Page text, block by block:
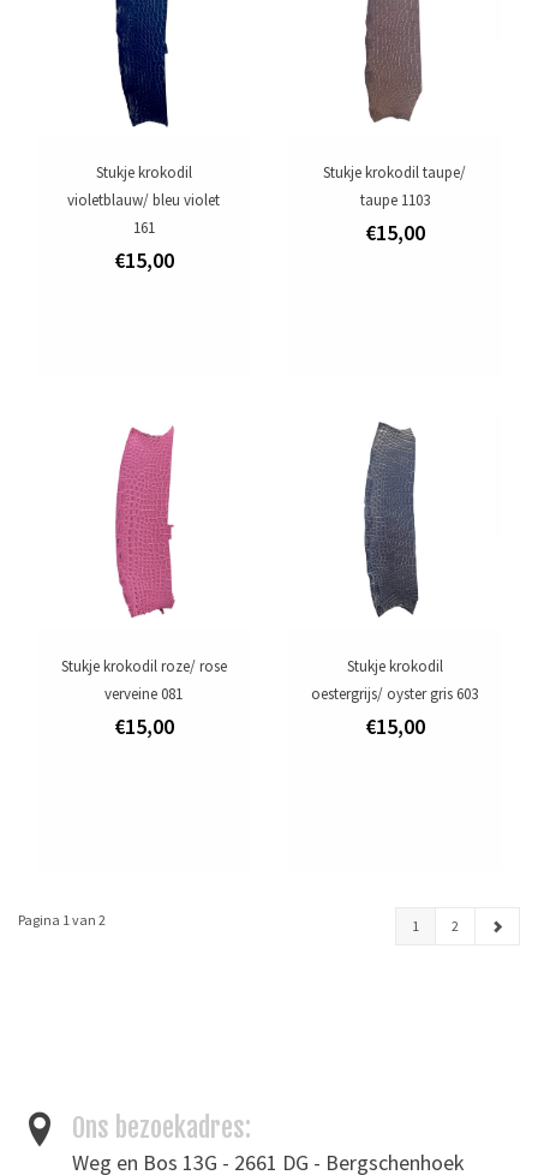
Stukje krokodil
violetblauw/ bleu violet
161
€15,00
Stukje krokodil taupe/
taupe 1103
€15,00
Stukje krokodil roze/ rose
verveine 081
€15,00
Stukje krokodil
oestergrijs/ oyster gris 603
€15,00
Pagina 1 van 2 1 2
Ons bezoekadres:
Weg en Bos 13G - 2661 DG - Bergschenhoek